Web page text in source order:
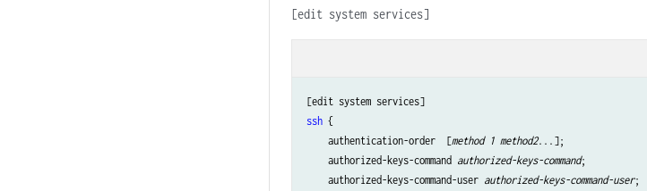
[edit system services]
ssh {
    authentication-order  [
method 1 method2...];
    authorized-keys-command
authorized-keys-command;
    authorized-keys-command-user
authorized-keys-command-user;